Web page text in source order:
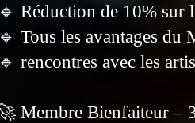
🔹 Réduction de 10% sur
🔹 Tous les avantages du
🔹 rencontres avec les
Membre Bienfaiteur –